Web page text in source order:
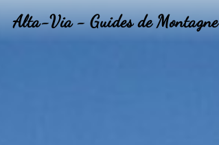
Alta-Via - Guides de Montagne